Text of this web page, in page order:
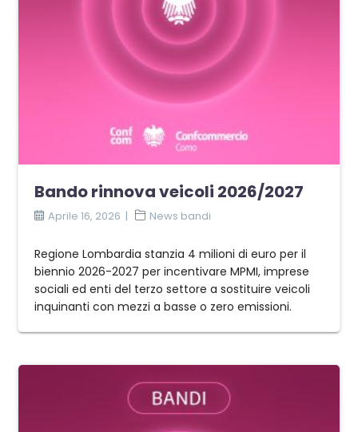
Bando rinnova veicoli 2026/2027
Aprile 16, 2026 News bandi
Regione Lombardia stanzia 4 milioni di euro per il
biennio 2026-2027 per incentivare MPMI, imprese
sociali ed enti del terzo settore a sostituire veicoli
inquinanti con mezzi a basse o zero emissioni.